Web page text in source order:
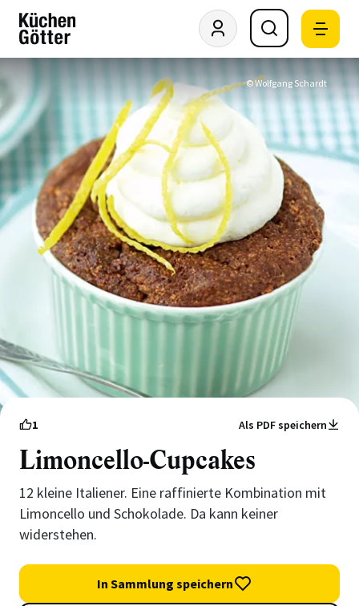
© Wolfgang Schardt
1 Als PDF speichern
Limoncello-Cupcakes
12 kleine Italiener. Eine raffinierte Kombination mit
Limoncello und Schokolade. Da kann keiner
widerstehen.
In Sammlung speichern